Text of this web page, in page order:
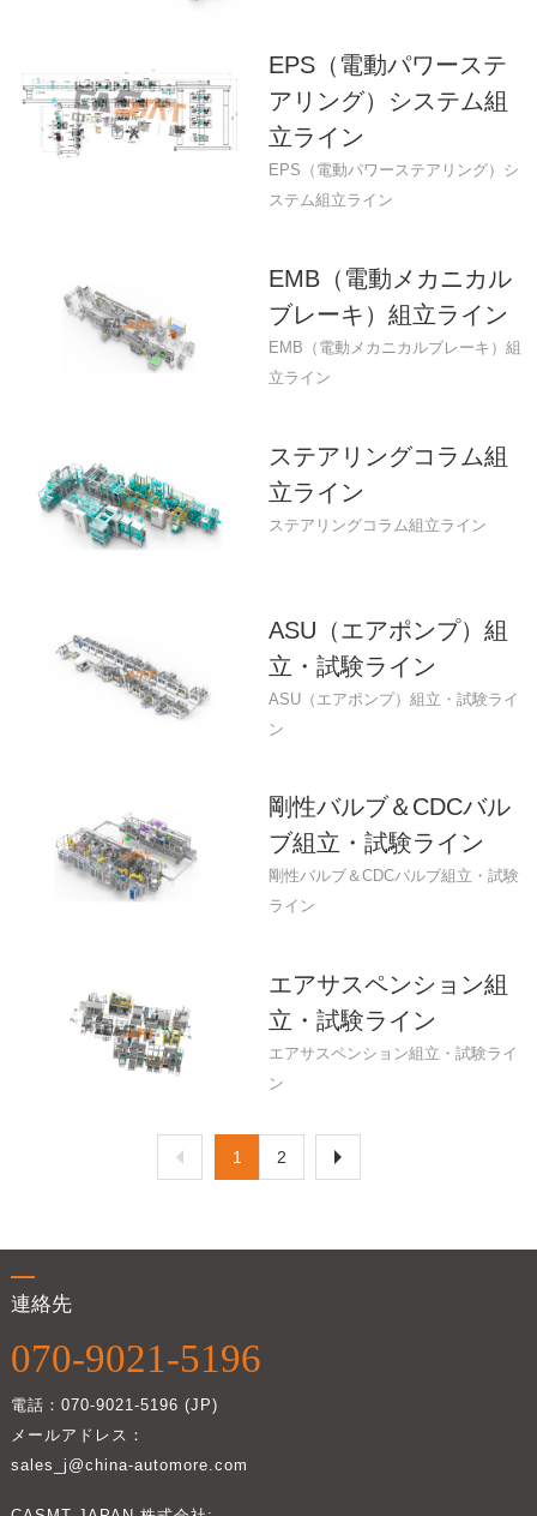
EPS（電動パワーステ
アリング）システム組
立ライン
EPS（電動パワーステアリング）シ
ステム組立ライン
EMB（電動メカニカル
ブレーキ）組立ライン
EMB（電動メカニカルブレーキ）組
立ライン
ステアリングコラム組
立ライン
ステアリングコラム組立ライン
ASU（エアポンプ）組
立・試験ライン
ASU（エアポンプ）組立・試験ライ
ン
剛性バルブ＆CDCバル
ブ組立・試験ライン
剛性バルブ＆CDCバルブ組立・試験
ライン
エアサスペンション組
立・試験ライン
エアサスペンション組立・試験ライ
ン
1 2
連絡先
070-9021-5196
電話：070-9021-5196 (JP)
メールアドレス：
sales_j@china-automore.com